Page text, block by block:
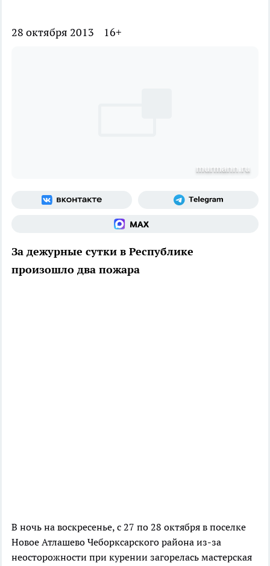
28 октября 2013 16+
murmann.ru
За дежурные сутки в Республике
произошло два пожара
В ночь на воскресенье, с 27 по 28 октября в поселке
Новое Атлашево Чеборксарского района из-за
неосторожности при курении загорелась мастерская